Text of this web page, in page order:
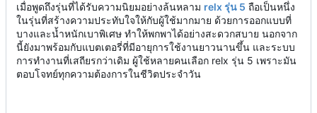
เมื่อพูดถึงรุ่นที่ได้รับความนิยมอย่างล้นหลาม relx รุ่น 5 ถือเป็นหนึ่ง
ในรุ่นที่สร้างความประทับใจให้กับผู้ใช้มากมาย ด้วยการออกแบบที่
บางและน้ำหนักเบาพิเศษ ทำให้พกพาได้อย่างสะดวกสบาย นอกจาก
นี้ยังมาพร้อมกับแบตเตอรี่ที่มีอายุการใช้งานยาวนานขึ้น และระบบ
การทำงานที่เสถียรกว่าเดิม ผู้ใช้หลายคนเลือก relx รุ่น 5 เพราะมัน
ตอบโจทย์ทุกความต้องการในชีวิตประจำวัน